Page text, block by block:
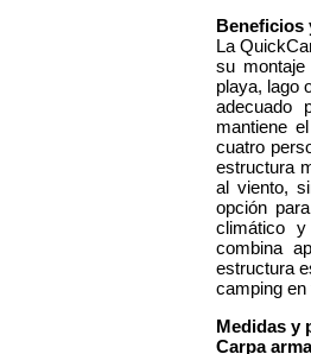
Beneficios
La
su
playa, lago
adecuado
mantiene
cuatro
estructura
al viento,
opción
climático
combina
estructura
camping
Medidas y
Carpa